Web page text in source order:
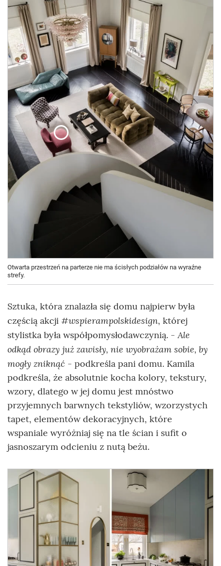
Otwarta przestrzeń na parterze nie ma ścisłych podziałów na wyraźne
strefy.
Sztuka, która znalazła się domu najpierw była
częścią akcji #wspierampolskidesign, której
stylistka była współpomysłodawczynią. - Ale
odkąd obrazy już zawisły, nie wyobrażam sobie, by
mogły zniknąć - podkreśla pani domu. Kamila
podkreśla, że absolutnie kocha kolory, tekstury,
wzory, dlatego w jej domu jest mnóstwo
przyjemnych barwnych tekstyliów, wzorzystych
tapet, elementów dekoracyjnych, które
wspaniale wyróżniaj się na tle ścian i sufit o
jasnoszarym odcieniu z nutą beżu.